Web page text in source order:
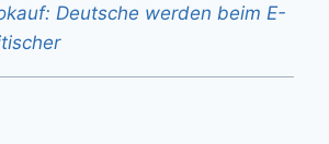
Deutsche werden beim E-